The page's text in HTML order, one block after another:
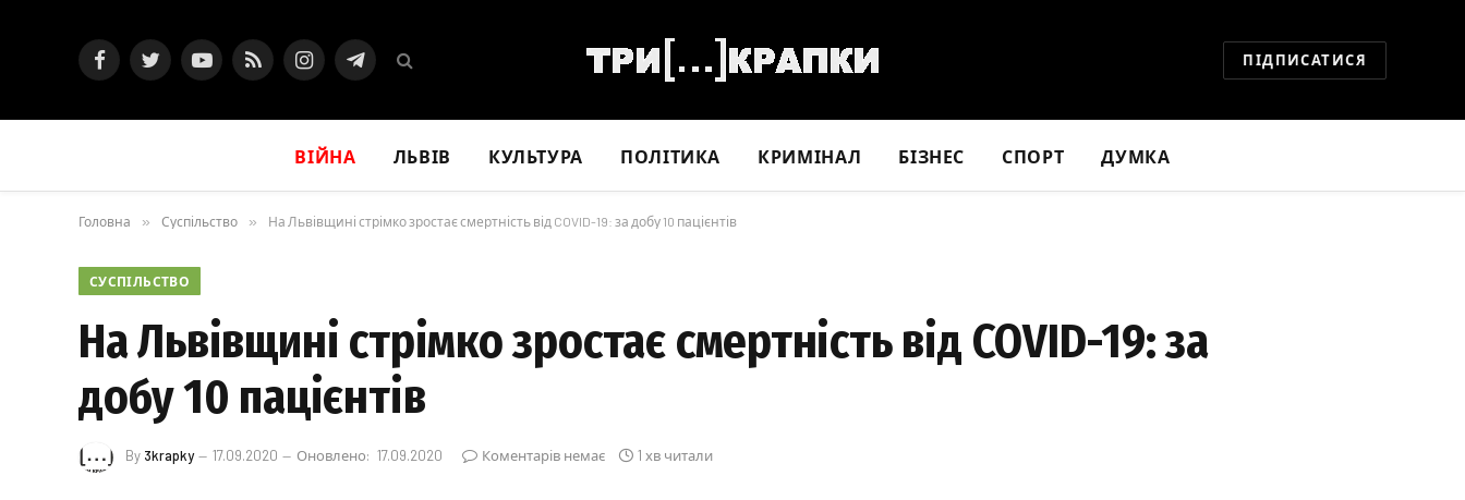
FacebookTwitterYouTubeRSS InstagramTelegram ПІДПИСАТИСЯ
ВІЙНА ЛЬВІВ КУЛЬТУРА ПОЛІТИКА КРИМІНАЛ БІЗНЕС СПОРТ ДУМКА
Головна » Суспільство » На Львівщині стрімко зростає смертність від COVID-19: за добу 10 пацієнтів
СУСПІЛЬСТВО
На Львівщині стрімко зростає смертність від COVID-19: за
добу 10 пацієнтів
By 3krapky 17.09.2020 Оновлено: 17.09.2020 Коментарів немає 1 хв читали